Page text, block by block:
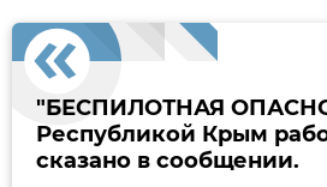
"БЕСПИЛОТНАЯ
Республикой Крым
сказано в сообщении.